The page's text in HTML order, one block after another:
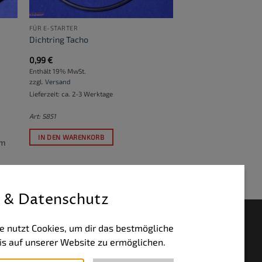
FÜR E-STARTER
Dichtring Tacho
0,99€
Enthält 19% MwSt.
zzgl. Versand
Lieferzeit: ca. 2-3 Werktage
Art: S851
IN DEN WARENKORB
PayPal Visa MasterCard
Bank
& Datenschutz
nutzt Cookies, um dir das bestmögliche
auf unserer Website zu ermöglichen.